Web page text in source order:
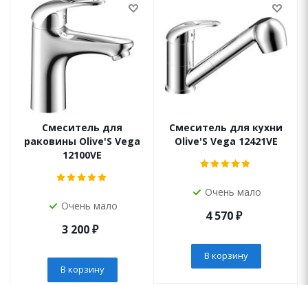
Смеситель для
раковины Olive'S Vega
12100VE
Очень мало
3 200₽
В корзину
Смеситель для кухни
Olive'S Vega 12421VE
Очень мало
4 570₽
В корзину